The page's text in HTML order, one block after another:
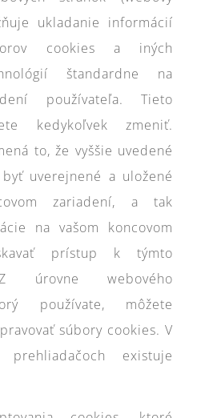
ukladanie informácií
cookies a iných
štandardne na
používateľa. Tieto
kedykoľvek zmeniť.
to, že vyššie uvedené
uverejnené a uložené
zariadení, a tak
na vašom koncovom
prístup k týmto
úrovne webového
používate, môžete
súbory cookies. V
prehliadačoch existuje